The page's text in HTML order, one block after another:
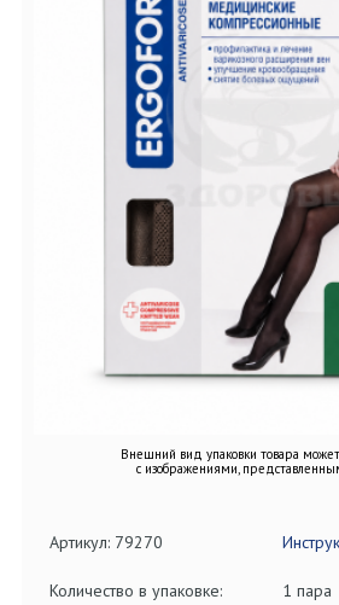
Внешний вид упаковки товара
с изображениями,
Артикул: 79270
Количество в упаковке: 1 пара